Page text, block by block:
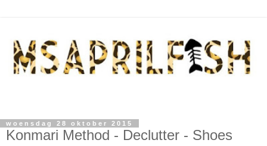
woensdag 28 oktober 2015
Konmari Method - Declutter - Shoes